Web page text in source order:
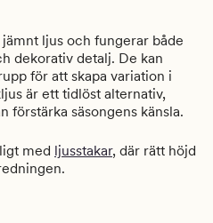
ljus och fungerar både
dekorativ detalj. De kan
för att skapa variation i
är ett tidlöst alternativ,
förstärka säsongens känsla.
med ljusstakar, där rätt höjd